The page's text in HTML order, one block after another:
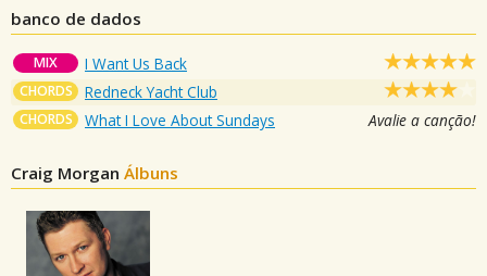
banco de dados
MIX I Want Us Back
CHORDS Redneck Yacht Club
CHORDS What I Love About Sundays Avalie a canção!
Craig Morgan Álbuns